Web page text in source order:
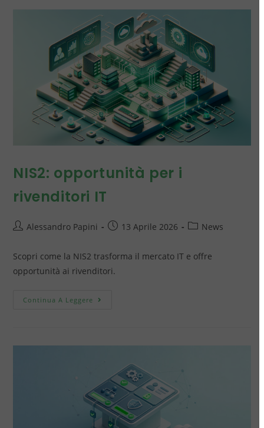
NIS2: opportunità per i
rivenditori IT
Alessandro Papini 13 Aprile 2026 News
Scopri come la NIS2 trasforma il mercato IT e offre
opportunità ai rivenditori.
Continua A Leggere